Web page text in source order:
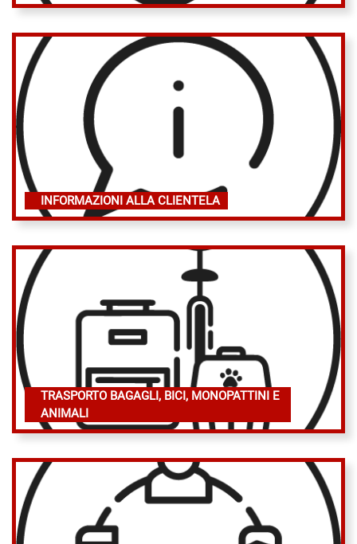
INFORMAZIONI ALLA CLIENTELA
TRASPORTO BAGAGLI, BICI, MONOPATTINI E
ANIMALI